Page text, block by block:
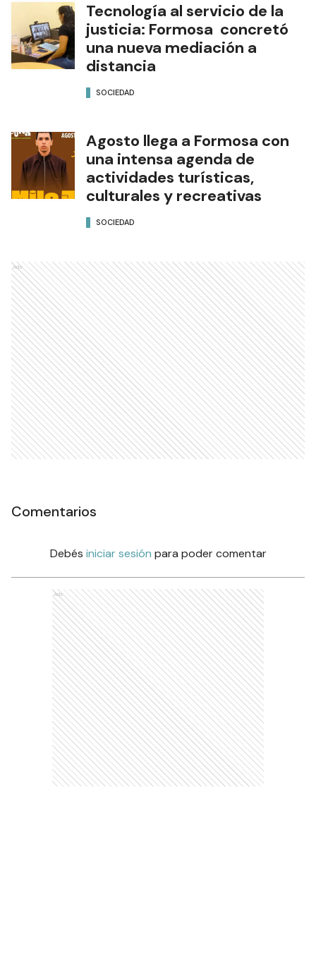
Tecnología al servicio de la
justicia: Formosa concretó
una nueva mediación a
distancia
SOCIEDAD
Agosto llega a Formosa con
una intensa agenda de
actividades turísticas,
culturales y recreativas
SOCIEDAD
Ads
Comentarios
Debés iniciar sesión para poder comentar
Ads